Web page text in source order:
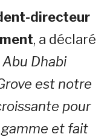
directeur
, a déclaré
Dhabi
est notre
pour
et fait